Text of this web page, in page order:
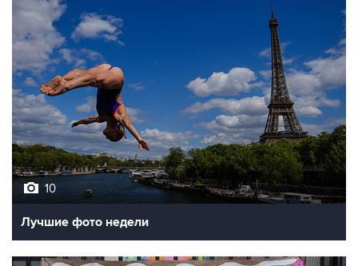
10
Лучшие фото недели